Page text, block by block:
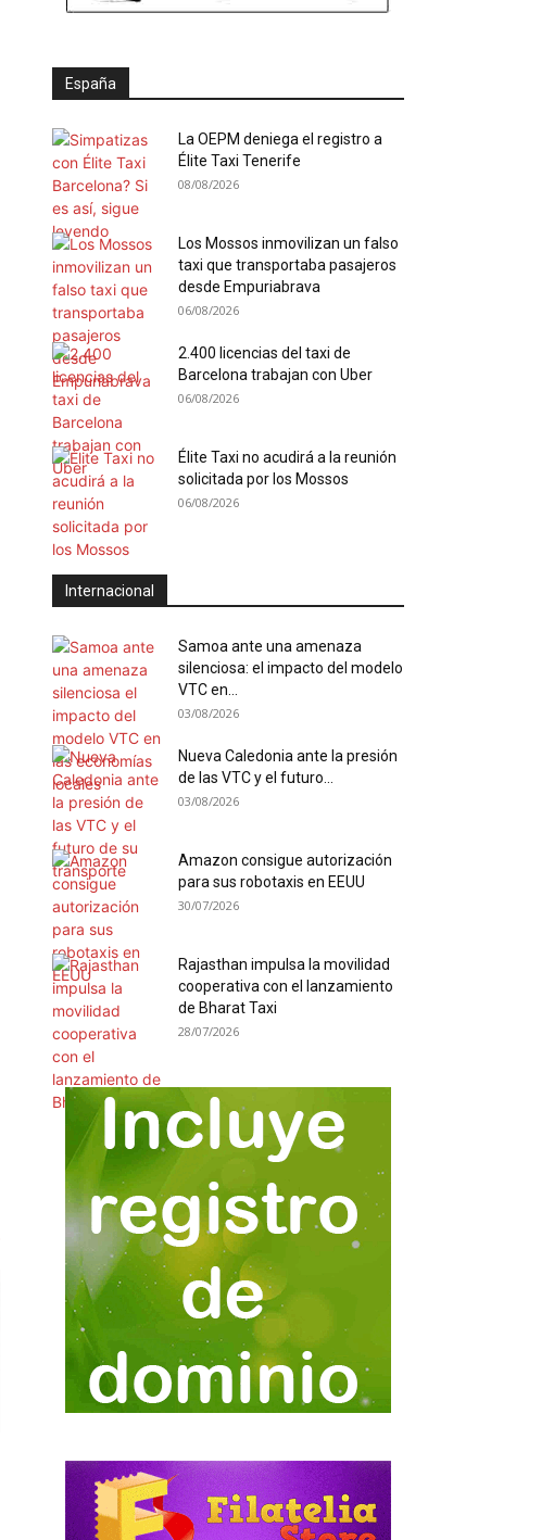
España
La OEPM deniega el registro a
Élite Taxi Tenerife
08/08/2026
Los Mossos inmovilizan un falso
taxi que transportaba pasajeros
desde Empuriabrava
06/08/2026
2.400 licencias del taxi de
Barcelona trabajan con Uber
06/08/2026
Élite Taxi no acudirá a la reunión
solicitada por los Mossos
06/08/2026
Internacional
Samoa ante una amenaza
silenciosa: el impacto del modelo
VTC en...
03/08/2026
Nueva Caledonia ante la presión
de las VTC y el futuro...
03/08/2026
Amazon consigue autorización
para sus robotaxis en EEUU
30/07/2026
Rajasthan impulsa la movilidad
cooperativa con el lanzamiento
de Bharat Taxi
28/07/2026